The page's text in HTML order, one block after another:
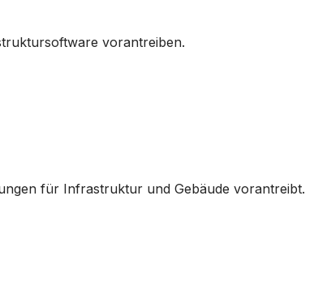
vorantreiben.
für Infrastruktur und Gebäude vorantreibt.